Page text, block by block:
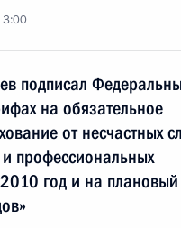
подписал
на обязательное
от несчастных
профессиональных
год и на